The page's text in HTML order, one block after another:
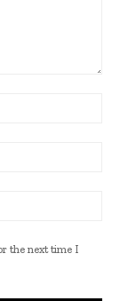
the next time I